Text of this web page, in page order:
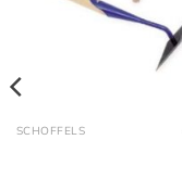
SCHOFFELS